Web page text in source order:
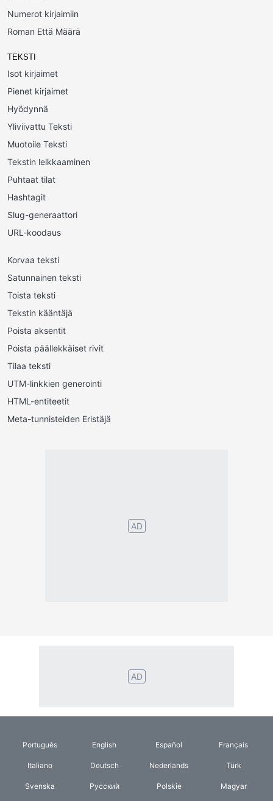
Numerot kirjaimiin
Roman Että Määrä
TEKSTI
Isot kirjaimet
Pienet kirjaimet
Hyödynnä
Yliviivattu Teksti
Muotoile Teksti
Tekstin leikkaaminen
Puhtaat tilat
Hashtagit
Slug-generaattori
URL-koodaus
Korvaa teksti
Satunnainen teksti
Toista teksti
Tekstin kääntäjä
Poista aksentit
Poista päällekkäiset rivit
Tilaa teksti
UTM-linkkien generointi
HTML-entiteetit
Meta-tunnisteiden Eristäjä